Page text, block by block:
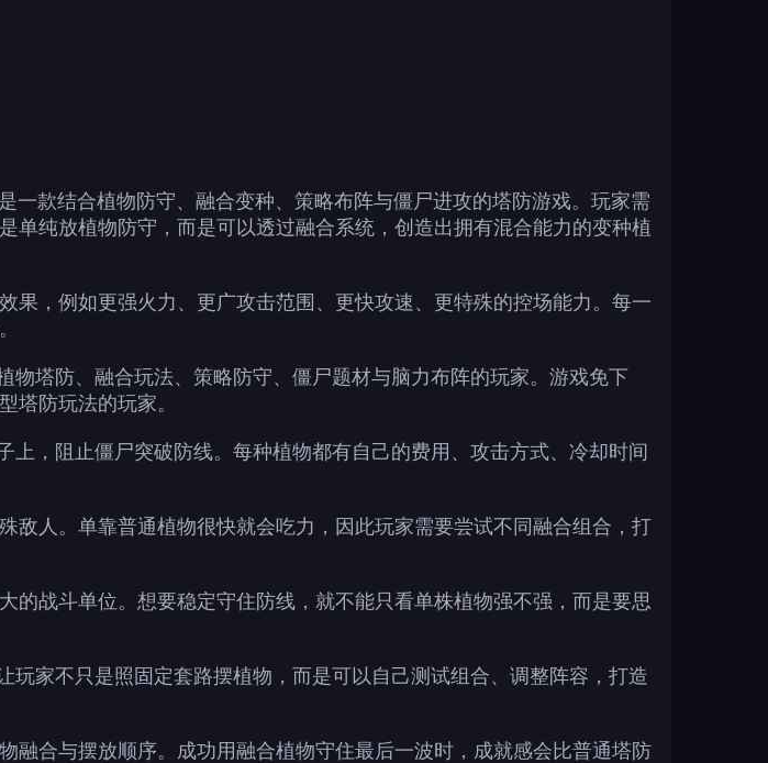
一款结合植物防守、融合变种、策略布阵与僵尸进攻的塔防游戏。玩家需
纯放植物防守，而是可以透过融合系统，创造出拥有混合能力的变种植
，例如更强火力、更广攻击范围、更快攻速、更特殊的控场能力。每一
塔防、融合玩法、策略防守、僵尸题材与脑力布阵的玩家。游戏免下
塔防玩法的玩家。
，阻止僵尸突破防线。每种植物都有自己的费用、攻击方式、冷却时间
敌人。单靠普通植物很快就会吃力，因此玩家需要尝试不同融合组合，打
战斗单位。想要稳定守住防线，就不能只看单株植物强不强，而是要思
玩家不只是照固定套路摆植物，而是可以自己测试组合、调整阵容，打造
融合与摆放顺序。成功用融合植物守住最后一波时，成就感会比普通塔防